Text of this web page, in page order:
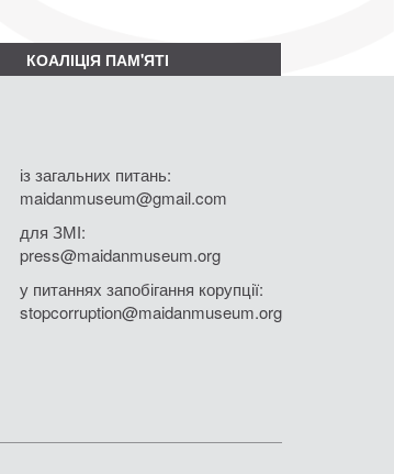
КОАЛІЦІЯ ПАМ'ЯТІ
із загальних питань:
maidanmuseum@gmail.com
для ЗМІ:
press@maidanmuseum.org
у питаннях запобігання корупції:
stopcorruption@maidanmuseum.org